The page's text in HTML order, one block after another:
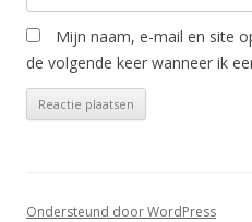
Mijn naam, e-mail en site
de volgende keer wanneer ik
Ondersteund door WordPress